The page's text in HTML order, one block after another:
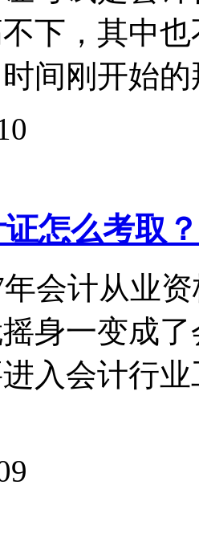
下，其中
间刚开始
怎么考取
年会计从业
身一变成
入会计行